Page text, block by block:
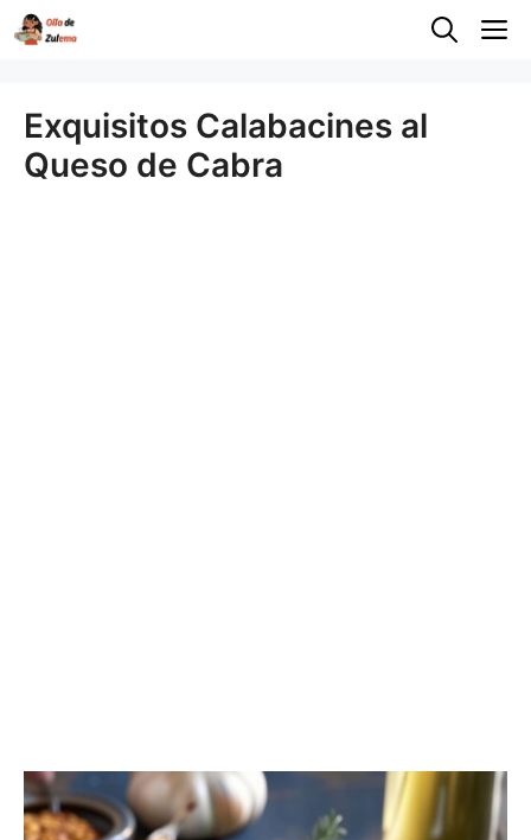
Saltar
Exquisitos Calabacines al
Queso de Cabra